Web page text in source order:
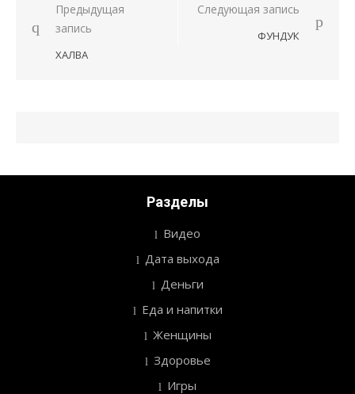
Навигация
Предыдущая
запись
ХАЛВА
Следующая запись
ФУНДУК
Разделы
Видео
Дата выхода
Деньги
Еда и напитки
Женщины
Здоровье
Игры